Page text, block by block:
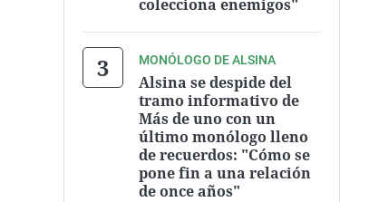
colecciona enemigos"
MONÓLOGO DE ALSINA
Alsina se despide del
tramo informativo de
Más de uno con un
último monólogo lleno
de recuerdos: "Cómo se
pone fin a una relación
de once años"